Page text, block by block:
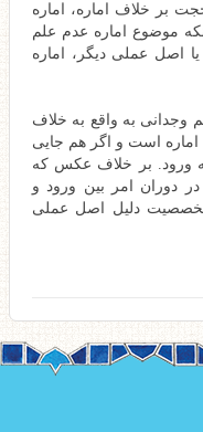
بر خلاف اماره، اماره
موضوع اماره عدم علم
اصل عملی دیگر، اماره
وجدانی به واقع به خلاف
است و اگر هم جایی
ورود. بر خلاف عکس که
دوران امر بین ورود و
دلیل اصل عملی